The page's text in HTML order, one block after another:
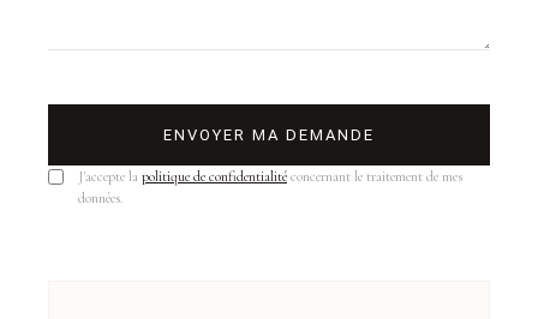
ENVOYER MA DEMANDE
J'accepte la politique de confidentialité concernant le traitement de mes
données.